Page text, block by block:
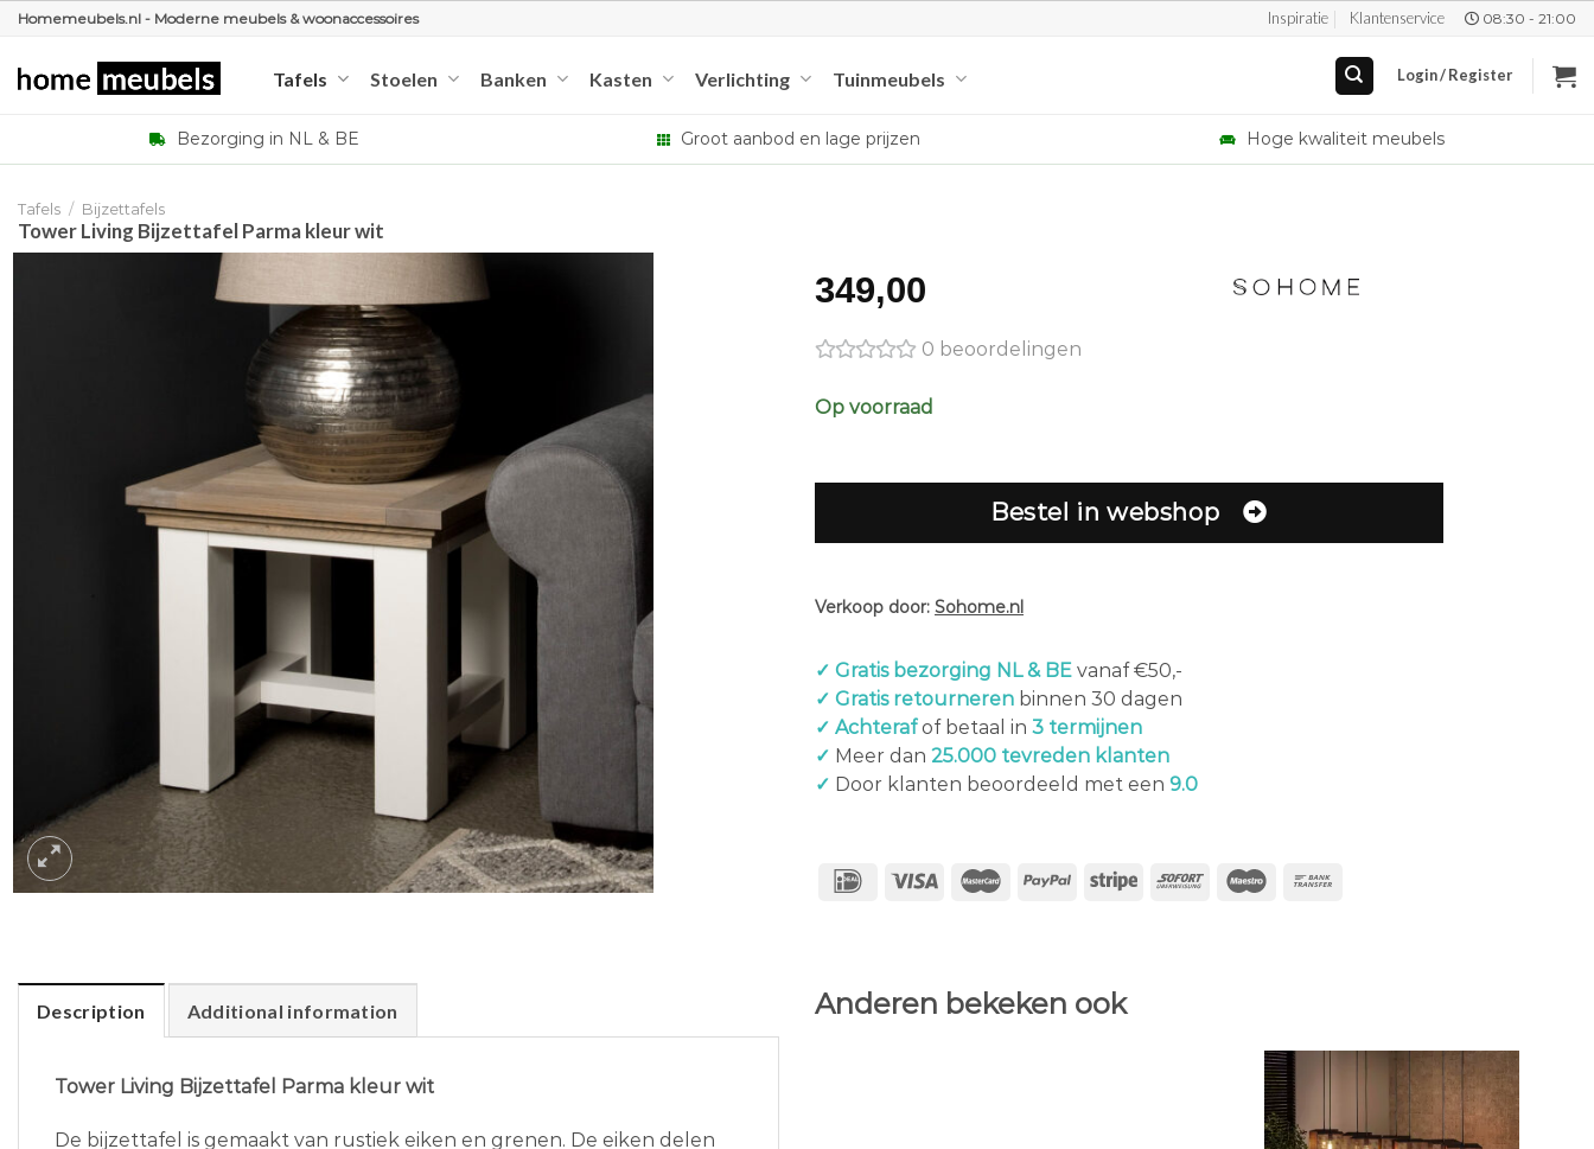
Ga
inhoud
Homemeubels.nl - Moderne meubels & woonaccessoires Inspiratie Klantenservice 08:30 - 21:00
Tafels Stoelen Banken Kasten Verlichting Tuinmeubels Login / Register
Bezorging in NL & BE Groot aanbod en lage prijzen Hoge kwaliteit meubels
Tafels / Bijzettafels
Tower Living Bijzettafel Parma kleur wit
349,00
0 beoordelingen
Op voorraad
Bestel in webshop
Verkoop door: Sohome.nl
✓ Gratis bezorging NL & BE vanaf €50,-
✓ Gratis retourneren binnen 30 dagen
✓ Achterafof betaal in 3 termijnen
✓ Meer dan 25.000 tevreden klanten
✓ Door klanten beoordeeld met een 9.0
Description Additional information
Tower Living Bijzettafel Parma kleur wit
De bijzettafel is gemaakt van rustiek eiken en grenen. De eiken delen
Anderen bekeken ook